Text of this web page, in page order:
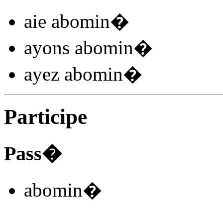
aie abomin�
ayons abomin�
ayez abomin�
Participe
Pass�
abomin�